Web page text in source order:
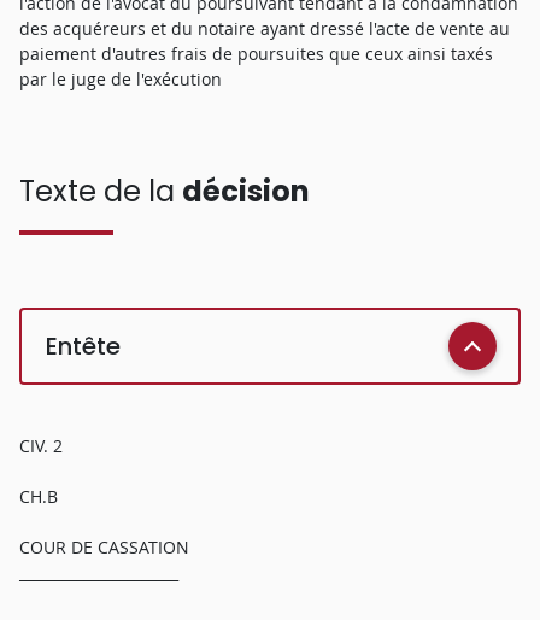
des acquéreurs et du notaire ayant dressé l'acte de vente au
paiement d'autres frais de poursuites que ceux ainsi taxés
par le juge de l'exécution
Texte de la décision
Entête
CIV. 2
CH.B
COUR DE CASSATION